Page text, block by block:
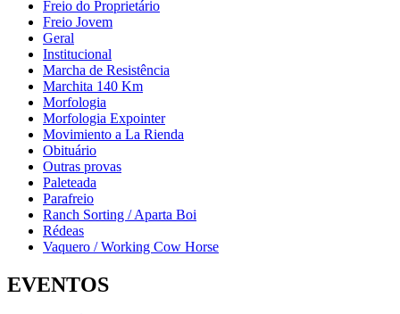
Freio do Proprietário
Freio Jovem
Geral
Institucional
Marcha de Resistência
Marchita 140 Km
Morfologia
Morfologia Expointer
Movimiento a La Rienda
Obituário
Outras provas
Paleteada
Parafreio
Ranch Sorting / Aparta Boi
Rédeas
Vaquero / Working Cow Horse
EVENTOS